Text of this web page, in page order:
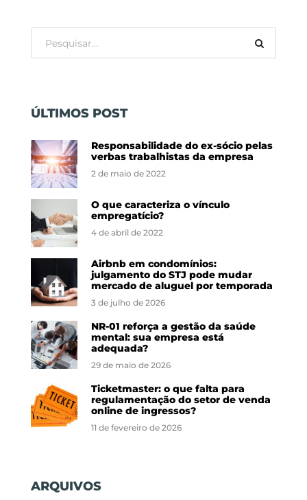
ÚLTIMOS POST
Responsabilidade do ex-sócio pelas
verbas trabalhistas da empresa
2 de maio de 2022
O que caracteriza o vínculo
empregatício?
4 de abril de 2022
Airbnb em condomínios:
julgamento do STJ pode mudar
mercado de aluguel por temporada
3 de julho de 2026
NR-01 reforça a gestão da saúde
mental: sua empresa está
adequada?
29 de maio de 2026
Ticketmaster: o que falta para
regulamentação do setor de venda
online de ingressos?
11 de fevereiro de 2026
ARQUIVOS